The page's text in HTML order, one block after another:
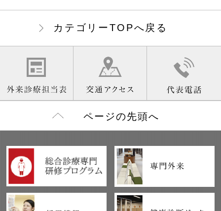
カテゴリーTOPへ戻る
ページの先頭へ